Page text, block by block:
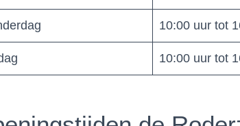
10:00 uur tot
10:00 uur tot